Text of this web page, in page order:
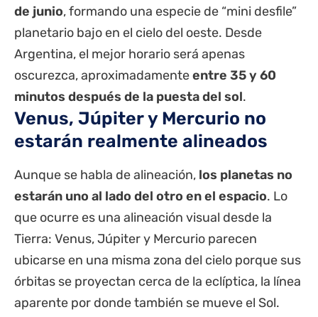
de junio, formando una especie de “mini desfile”
planetario bajo en el cielo del oeste. Desde
Argentina, el mejor horario será apenas
oscurezca, aproximadamenteentre 35 y 60
minutos después de la puesta del sol.
Venus, Júpiter y Mercurio no
estarán realmente alineados
Aunque se habla de alineación, los planetas no
estarán uno al lado del otro en el espacio. Lo
que ocurre es una alineación visual desde la
Tierra: Venus, Júpiter y Mercurio parecen
ubicarse en una misma zona del cielo porque sus
órbitas se proyectan cerca de la eclíptica, la línea
aparente por donde también se mueve el Sol.